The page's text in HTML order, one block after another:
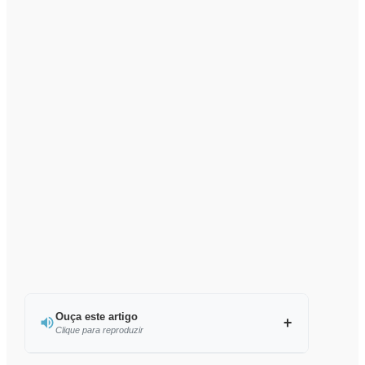
Ouça este artigo
Clique para reproduzir